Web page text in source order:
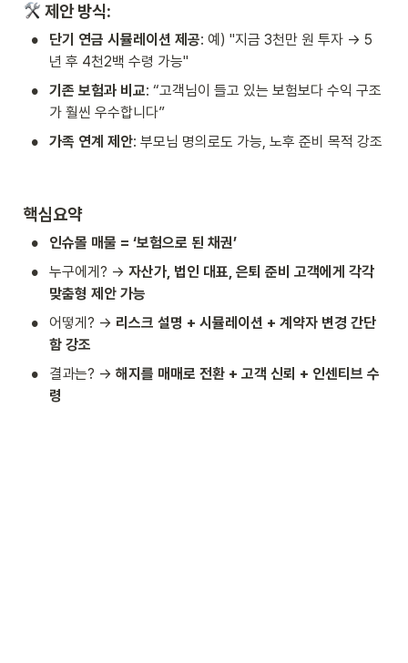
제안 방식:
• 단기 연금 시뮬레이션 제공: 예) "지금 3천만 원 투자 → 5
년 후 4천2백 수령 가능"
• 기존 보험과 비교: “고객님이 들고 있는 보험보다 수익 구조
가 훨씬 우수합니다”
• 가족 연계 제안: 부모님 명의로도 가능, 노후 준비 목적 강조
핵심요약
• 인슈몰 매물 = ‘보험으로 된 채권’
• 누구에게? → 자산가, 법인 대표, 은퇴 준비 고객에게 각각
맞춤형 제안 가능
• 어떻게? → 리스크 설명 + 시뮬레이션 + 계약자 변경 간단
함 강조
• 결과는? → 해지를 매매로 전환 + 고객 신뢰 + 인센티브 수
령